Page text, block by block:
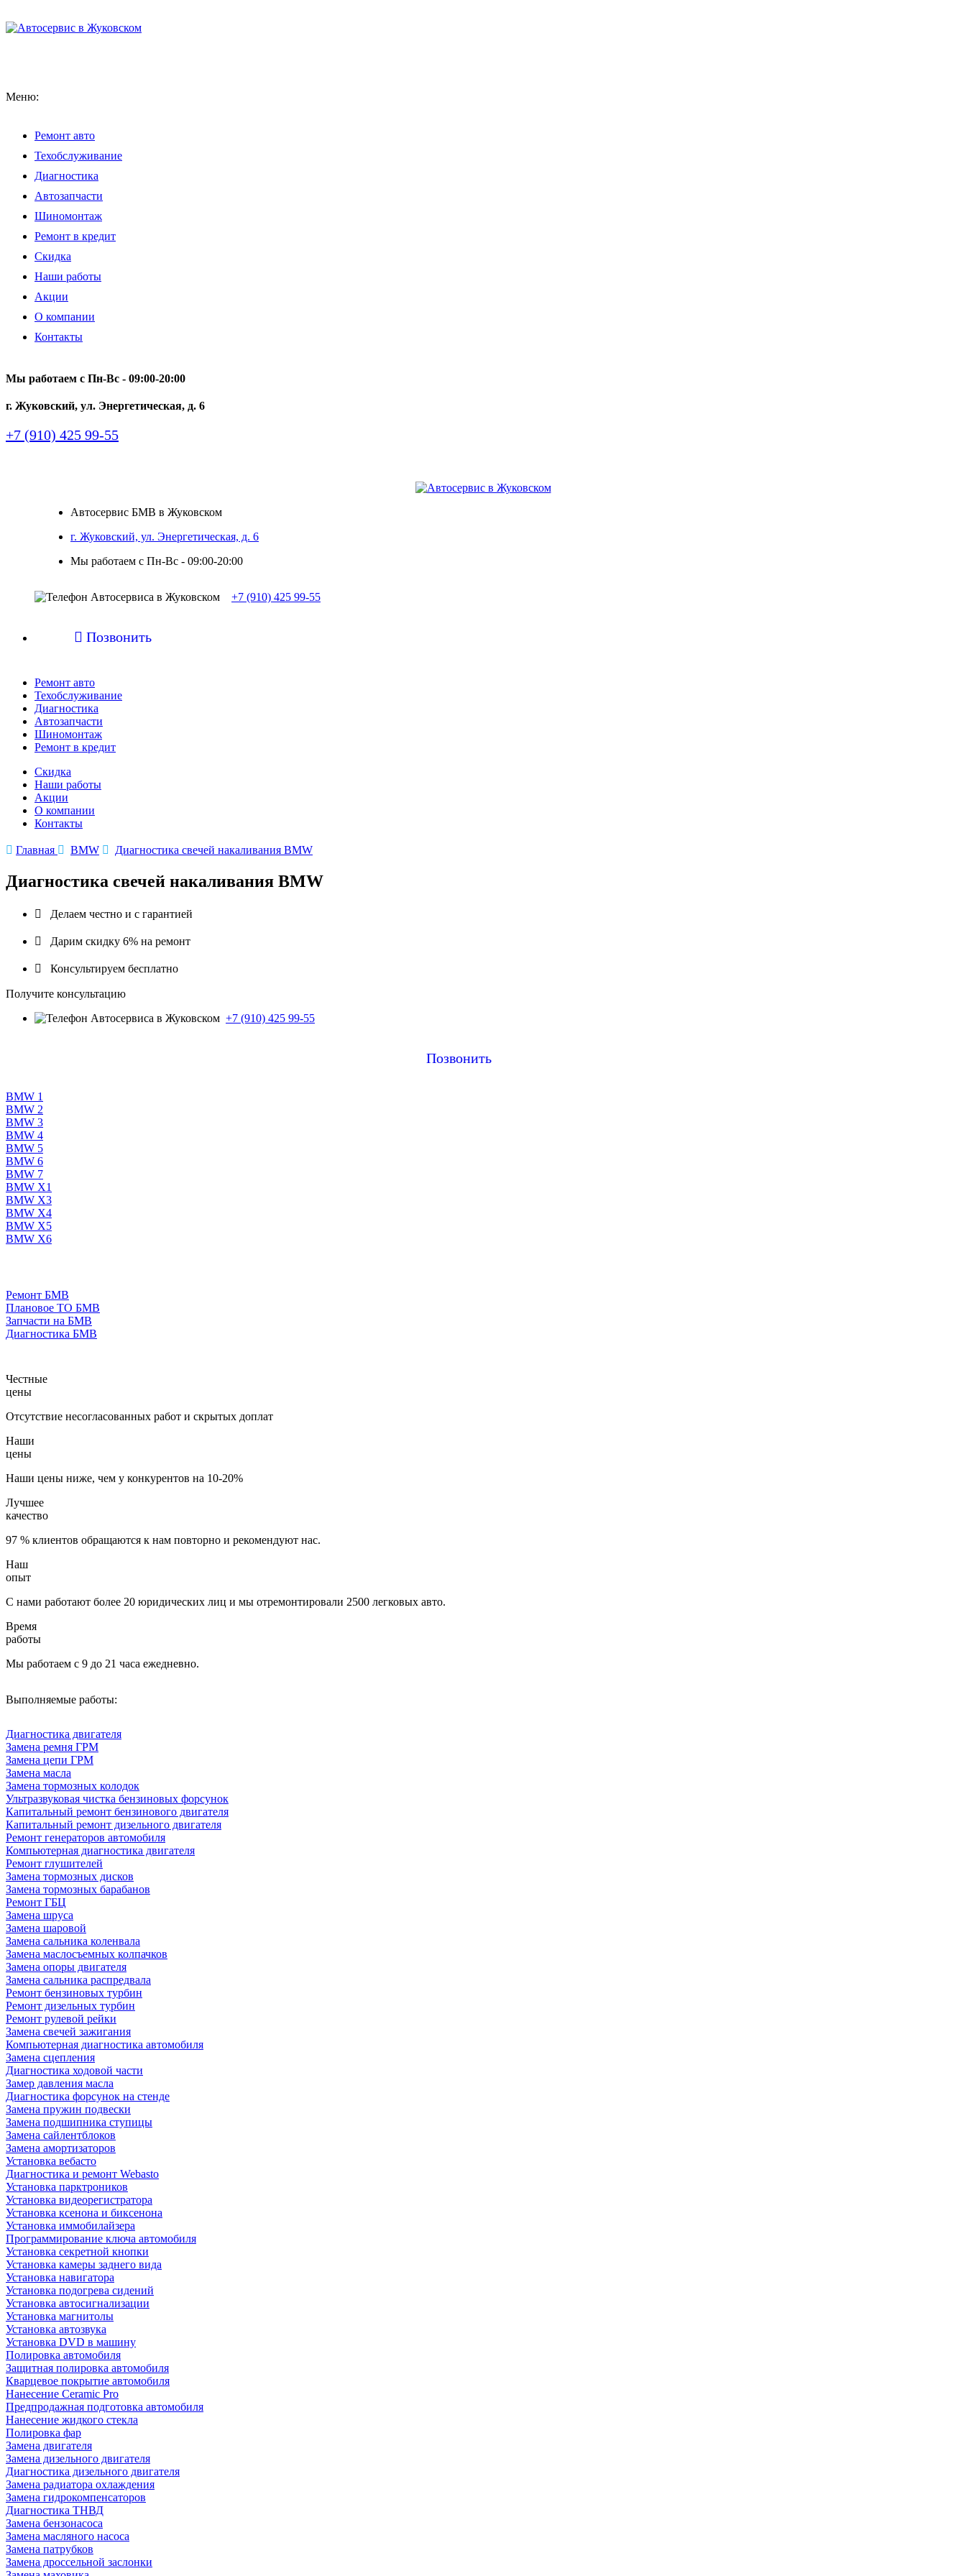
Меню:
Ремонт авто
Техобслуживание
Диагностика
Автозапчасти
Шиномонтаж
Ремонт в кредит
Скидка
Наши работы
Акции
О компании
Контакты
Мы работаем с Пн-Вc - 09:00-20:00
г. Жуковский, ул. Энергетическая, д. 6
+7 (910) 425 99-55
Автосервис БМВ в Жуковском
г. Жуковский, ул. Энергетическая, д. 6
Мы работаем с Пн-Вc - 09:00-20:00
+7 (910) 425 99-55
 Позвонить
Ремонт авто
Техобслуживание
Диагностика
Автозапчасти
Шиномонтаж
Ремонт в кредит
Скидка
Наши работы
Акции
О компании
Контакты
 Главная  BMW  Диагностика свечей накаливания BMW
Диагностика свечей накаливания BMW
 Делаем честно и с гарантией
 Дарим скидку 6% на ремонт
 Консультируем бесплатно
Получите консультацию
+7 (910) 425 99-55
Позвонить
BMW 1
BMW 2
BMW 3
BMW 4
BMW 5
BMW 6
BMW 7
BMW X1
BMW X3
BMW X4
BMW X5
BMW X6
Ремонт БМВ
Плановое ТО БМВ
Запчасти на БМВ
Диагностика БМВ
Честные
цены
Отсутствие несогласованных работ и скрытых доплат
Наши
цены
Наши цены ниже, чем у конкурентов на 10-20%
Лучшее
качество
97 % клиентов обращаются к нам повторно и рекомендуют нас.
Наш
опыт
С нами работают более 20 юридических лиц и мы отремонтировали 2500 легковых авто.
Время
работы
Мы работаем с 9 до 21 часа ежедневно.
Выполняемые работы:
Диагностика двигателя
Замена ремня ГРМ
Замена цепи ГРМ
Замена масла
Замена тормозных колодок
Ультразвуковая чистка бензиновых форсунок
Капитальный ремонт бензинового двигателя
Капитальный ремонт дизельного двигателя
Ремонт генераторов автомобиля
Компьютерная диагностика двигателя
Ремонт глушителей
Замена тормозных дисков
Замена тормозных барабанов
Ремонт ГБЦ
Замена шруса
Замена шаровой
Замена сальника коленвала
Замена маслосъемных колпачков
Замена опоры двигателя
Замена сальника распредвала
Ремонт бензиновых турбин
Ремонт дизельных турбин
Ремонт рулевой рейки
Замена свечей зажигания
Компьютерная диагностика автомобиля
Замена сцепления
Диагностика ходовой части
Замер давления масла
Диагностика форсунок на стенде
Замена пружин подвески
Замена подшипника ступицы
Замена сайлентблоков
Замена амортизаторов
Установка вебасто
Диагностика и ремонт Webasto
Установка парктроников
Установка видеорегистратора
Установка ксенона и биксенона
Установка иммобилайзера
Программирование ключа автомобиля
Установка секретной кнопки
Установка камеры заднего вида
Установка навигатора
Установка подогрева сидений
Установка автосигнализации
Установка магнитолы
Установка автозвука
Установка DVD в машину
Полировка автомобиля
Защитная полировка автомобиля
Кварцевое покрытие автомобиля
Нанесение Ceramic Pro
Предпродажная подготовка автомобиля
Нанесение жидкого стекла
Полировка фар
Замена двигателя
Замена дизельного двигателя
Диагностика дизельного двигателя
Замена радиатора охлаждения
Замена гидрокомпенсаторов
Диагностика ТНВД
Замена бензонасоса
Замена масляного насоса
Замена патрубков
Замена дроссельной заслонки